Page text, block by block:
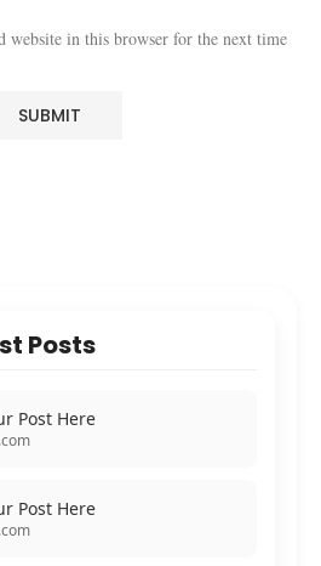
website in this browser for the next time
Posts
Post Here
Post Here